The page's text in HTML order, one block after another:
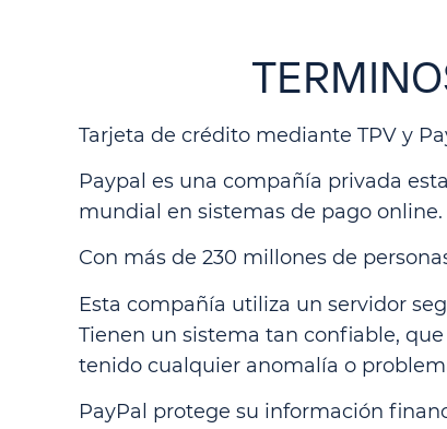
Tarjeta de crédito mediante TPV y
Paypal es una compañía privada
mundial en sistemas de pago online.
Con más de 230 millones de
Esta compañía utiliza un servidor
Tienen un sistema tan confiable,
tenido cualquier anomalía o
PayPal protege su información